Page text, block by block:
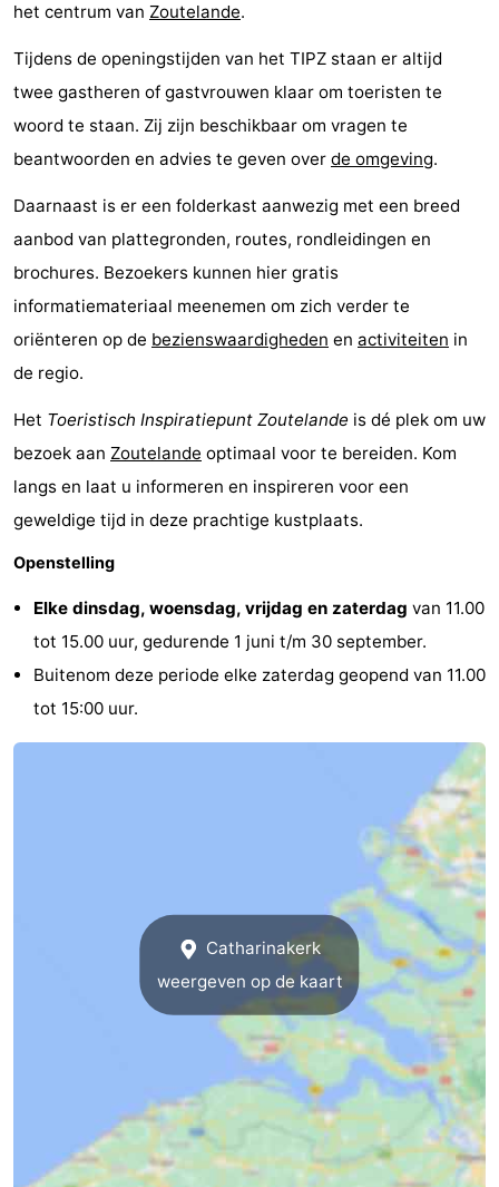
Zierikzee
Oosterschelde
Burgh
-
van
Schouwen
Veere
-
Natuur
Oranjezon
Oostkapelle
-
Natuur
de
Mantelingen
-
Domburg
-
Westkapelle
-
Natuur
bos
Vlissingen
-
het centrum van Zoutelande.
Tijdens de openingstijden van het TIPZ staan er altijd
twee gastheren of gastvrouwen klaar om toeristen te
woord te staan. Zij zijn beschikbaar om vragen te
beantwoorden en advies te geven over de omgeving.
Daarnaast is er een folderkast aanwezig met een breed
aanbod van plattegronden, routes, rondleidingen en
brochures. Bezoekers kunnen hier gratis
informatiemateriaal meenemen om zich verder te
oriënteren op de bezienswaardigheden en activiteiten in
de regio.
Het Toeristisch Inspiratiepunt Zoutelande is dé plek om uw
bezoek aan Zoutelande optimaal voor te bereiden. Kom
langs en laat u informeren en inspireren voor een
geweldige tijd in deze prachtige kustplaats.
Openstelling
Elke dinsdag, woensdag, vrijdag en zaterdag van 11.00
tot 15.00 uur, gedurende 1 juni t/m 30 september.
Buitenom deze periode elke zaterdag geopend van 11.00
tot 15:00 uur.
Catharinakerk
weergeven op de kaart